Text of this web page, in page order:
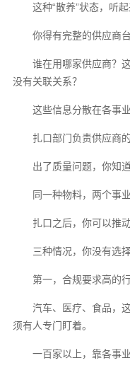
这种“散养”状态，听
你得有完整的供应商台
谁在用哪家供应商？
没有关联关系？
这些信息分散在各事
扎口部门负责供应商
出了质量问题，你知
同一种物料，两个事
扎口之后，你可以推
三种情况，你没有选择
第一，合规要求高的
汽车、医疗、食品，
须有人专门盯着。
一百家以上，靠各事